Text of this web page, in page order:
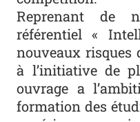
Reprenant de
référentiel «
nouveaux risques
à l’initiative de
ouvrage a
formation des